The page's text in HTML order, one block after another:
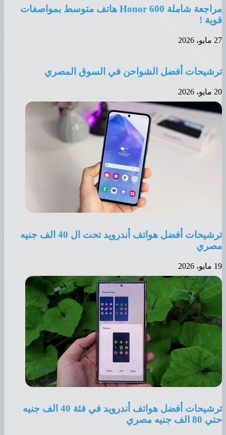
مراجعة شاملة Honor 600 هاتف متوسط بمواصفات
قوية !
27 مايو، 2026
ترشيحات أفضل الشواحن في السوق المصري
20 مايو، 2026
ترشيحات أفضل هواتف أندرويد تحت ال 40 الف جنيه
مصري
19 مايو، 2026
ترشيحات أفضل هواتف أندرويد في فئة 40 الف جنيه
حتي 80 الف جنيه مصري